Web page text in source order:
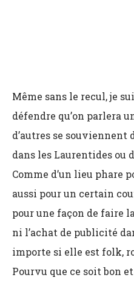
Même sans le recul, je
défendre qu’on parlera
d’autres se souviennent
dans les Laurentides ou
Comme d’un lieu phare
aussi pour un certain
pour une façon de faire
ni l’achat de publicité
importe si elle est folk,
Pourvu que ce soit bon